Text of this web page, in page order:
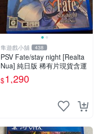
隼遊戲小舖 438
PSV Fate/stay night [Realta
Nua] 純日版 稀有片現貨含運
$1,290